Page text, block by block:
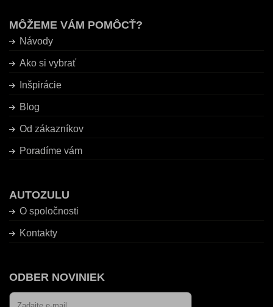
MÔŽEME VÁM POMÔCŤ?
Návody
Ako si vybrať
Inšpirácie
Blog
Od zákazníkov
Poradíme vám
AUTOZULU
O spoločnosti
Kontakty
ODBER NOVINIEK